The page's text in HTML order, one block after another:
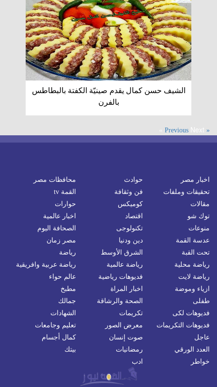
الشيف حسن كمال يقدم صينيّة الكفتة بالبطاطس
بالفرن
« Previous
Next »
اخبار مصر حوادث
محافظات مصر
تحقيقات وملفات
فن وثقافة
القمة tv
مقالات
كوميكس
حوارات
توك شو
اقتصاد
اخبار عالمية
منوعات
تكنولوجى
الصحافة اليوم
عدسة القمة
دين ودنيا
مصر زمان
تحت القبة
الشرق الأوسط
رياضة
رياضة محلية
رياضة عالمية
رياضة عربية وافريقية
رياضة لايت
فديوهات رياضية
عالم حواء
ازياء وموضة
اخبار المراة
مطبخ
طفلى
الصحة والرشاقة
جمالك
فديوهات لكى
تكريمات
الشهادات
فديوهات التكريمات
معرض الصور
تعليم وجامعات
عاجل
صوت إنسان
كمال أجسام
العدد الورقي
رمضانيات
بيتك
خواطر
ادب